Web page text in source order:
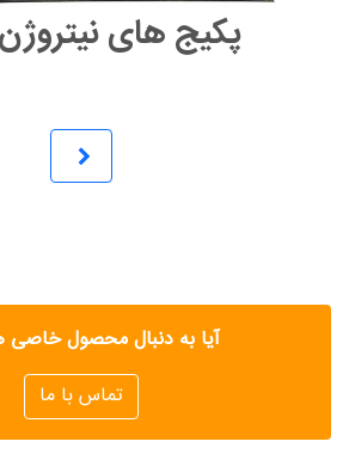
پکیج های نیتروژن PSA
آیا به دنبال محصول خاصی
تماس با ما